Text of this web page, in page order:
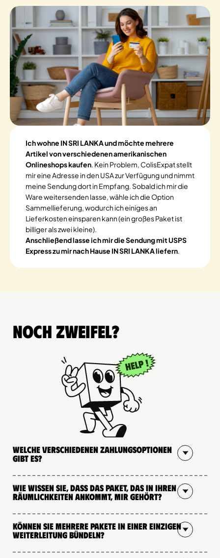
Ich wohne IN SRI LANKA und möchte mehrere
Artikel von verschiedenen amerikanischen
Onlineshops kaufen. Kein Problem, ColisExpat stellt
mir eine Adresse in den USA zur Verfügung und nimmt
meine Sendung dort in Empfang. Sobald ich mir die
Ware weitersenden lasse, wähle ich die Option
Sammellieferung, wodurch ich einiges an
Lieferkosten einsparen kann (ein großes Paket ist
billiger als zwei kleine).
Anschließend lasse ich mir die Sendung mit USPS
Express zu mir nach Hause IN SRI LANKA liefern.
Noch Zweifel?
Welche verschiedenen Zahlungsoptionen
gibt es?
Wie wissen Sie, dass das Paket, das in Ihren
Räumlichkeiten ankommt, mir gehört?
Können Sie mehrere Pakete in einer einzigen
Weiterleitung bündeln?